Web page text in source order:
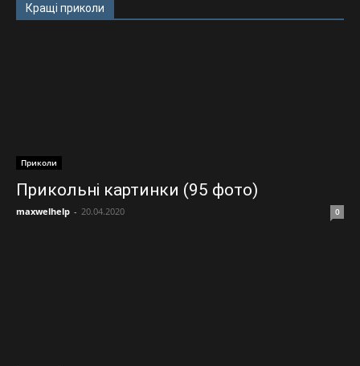
Кращі приколи
Приколи
Прикольні картинки (95 фото)
maxwelhelp - 20.04.2020 0